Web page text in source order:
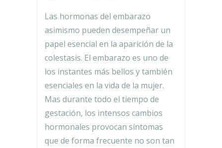
Las hormonas del embarazo
asimismo pueden desempeñar un
papel esencial en la aparición de la
colestasis. El embarazo es uno de
los instantes más bellos y también
esenciales en la vida de la mujer.
Mas durante todo el tiempo de
gestación, los intensos cambios
hormonales provocan síntomas
que de forma frecuente no son tan